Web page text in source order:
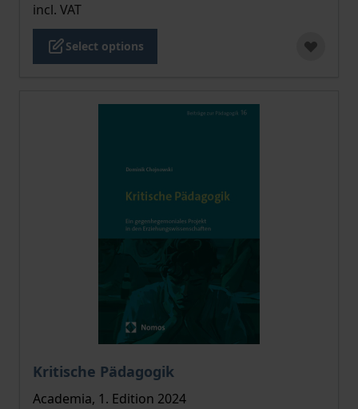
incl. VAT
Select options
Kritische Pädagogik
The price depends on the options chosen on the
Academia, 1. Edition 2024